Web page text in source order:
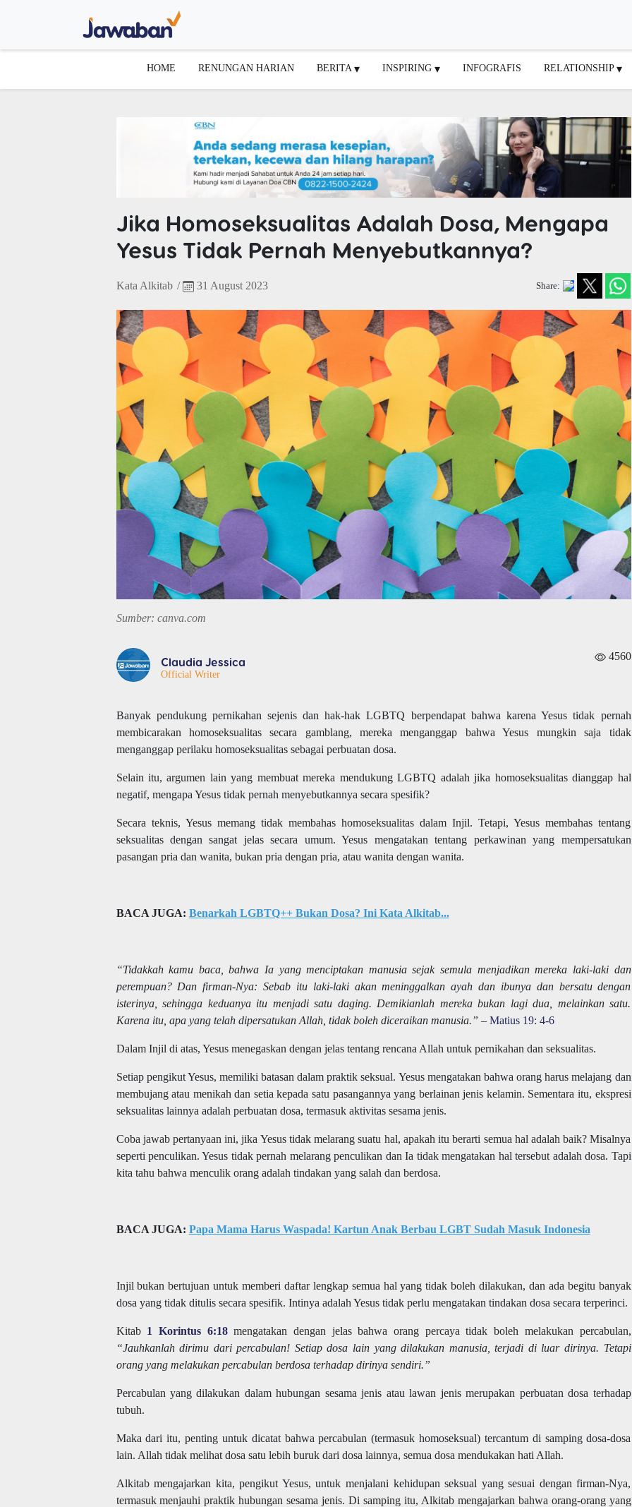
HOME RENUNGAN HARIAN BERITA INSPIRING INFOGRAFIS RELATIONSHIP
Jika Homoseksualitas Adalah Dosa, Mengapa
Yesus Tidak Pernah Menyebutkannya?
Kata Alkitab / 31 August 2023 Share:
Sumber: canva.com
Claudia Jessica
Official Writer
4560
Banyak pendukung pernikahan sejenis dan hak-hak LGBTQ berpendapat bahwa karena Yesus tidak pernah
membicarakan homoseksualitas secara gamblang, mereka menganggap bahwa Yesus mungkin saja tidak
menganggap perilaku homoseksualitas sebagai perbuatan dosa.
Selain itu, argumen lain yang membuat mereka mendukung LGBTQ adalah jika homoseksualitas dianggap hal
negatif, mengapa Yesus tidak pernah menyebutkannya secara spesifik?
Secara teknis, Yesus memang tidak membahas homoseksualitas dalam Injil. Tetapi, Yesus membahas tentang
seksualitas dengan sangat jelas secara umum. Yesus mengatakan tentang perkawinan yang mempersatukan
pasangan pria dan wanita, bukan pria dengan pria, atau wanita dengan wanita.
BACA JUGA: Benarkah LGBTQ++ Bukan Dosa? Ini Kata Alkitab...
“Tidakkah kamu baca, bahwa Ia yang menciptakan manusia sejak semula menjadikan mereka laki-laki dan
perempuan? Dan firman-Nya: Sebab itu laki-laki akan meninggalkan ayah dan ibunya dan bersatu dengan
isterinya, sehingga keduanya itu menjadi satu daging. Demikianlah mereka bukan lagi dua, melainkan satu.
Karena itu, apa yang telah dipersatukan Allah, tidak boleh diceraikan manusia.” – Matius 19: 4-6
Dalam Injil di atas, Yesus menegaskan dengan jelas tentang rencana Allah untuk pernikahan dan seksualitas.
Setiap pengikut Yesus, memiliki batasan dalam praktik seksual. Yesus mengatakan bahwa orang harus melajang dan
membujang atau menikah dan setia kepada satu pasangannya yang berlainan jenis kelamin. Sementara itu, ekspresi
seksualitas lainnya adalah perbuatan dosa, termasuk aktivitas sesama jenis.
Coba jawab pertanyaan ini, jika Yesus tidak melarang suatu hal, apakah itu berarti semua hal adalah baik? Misalnya
seperti penculikan. Yesus tidak pernah melarang penculikan dan Ia tidak mengatakan hal tersebut adalah dosa. Tapi
kita tahu bahwa menculik orang adalah tindakan yang salah dan berdosa.
BACA JUGA: Papa Mama Harus Waspada! Kartun Anak Berbau LGBT Sudah Masuk Indonesia
Injil bukan bertujuan untuk memberi daftar lengkap semua hal yang tidak boleh dilakukan, dan ada begitu banyak
dosa yang tidak ditulis secara spesifik. Intinya adalah Yesus tidak perlu mengatakan tindakan dosa secara terperinci.
Kitab 1 Korintus 6:18mengatakan dengan jelas bahwa orang percaya tidak boleh melakukan percabulan,
“Jauhkanlah dirimu dari percabulan! Setiap dosa lain yang dilakukan manusia, terjadi di luar dirinya. Tetapi
orang yang melakukan percabulan berdosa terhadap dirinya sendiri.”
Percabulan yang dilakukan dalam hubungan sesama jenis atau lawan jenis merupakan perbuatan dosa terhadap
tubuh.
Maka dari itu, penting untuk dicatat bahwa percabulan (termasuk homoseksual) tercantum di samping dosa-dosa
lain. Allah tidak melihat dosa satu lebih buruk dari dosa lainnya, semua dosa mendukakan hati Allah.
Alkitab mengajarkan kita, pengikut Yesus, untuk menjalani kehidupan seksual yang sesuai dengan firman-Nya,
termasuk menjauhi praktik hubungan sesama jenis. Di samping itu, Alkitab mengajarkan bahwa orang-orang yang